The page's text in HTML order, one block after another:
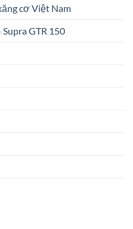
cơ Việt Nam
GTR 150